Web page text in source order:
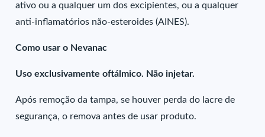
ativo ou a qualquer um dos excipientes, ou a qualquer
anti-inflamatórios não-esteroides (AINES).
Como usar o Nevanac
Uso exclusivamente oftálmico. Não injetar.
Após remoção da tampa, se houver perda do lacre de
segurança, o remova antes de usar produto.